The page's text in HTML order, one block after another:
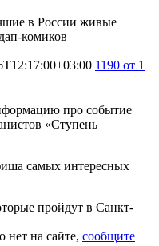
в России живые
комиков —
1190 от 1
про событие
«Ступень
самых интересных
пройдут в Санкт-
нет на сайте, сообщите